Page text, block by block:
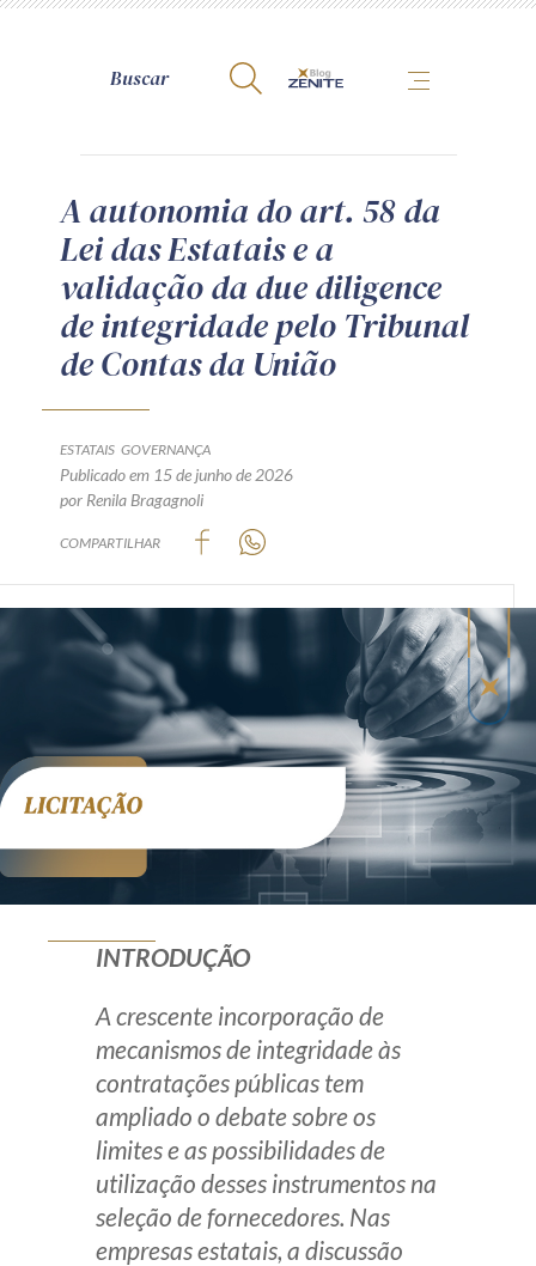
A Zênite
Como publicar conosco
Site da Zênite
Contato
Termos de uso
Encarregado (contato)
Zênite Fácil IA
Zênite Play
Orientação por Escrito
Mentoria Zênite
Capacitação
Zênite Online
Zênite in Company
Receba por RSS
Av. Sete de Setembro, 4698
Batel Curitiba/PR CEP 80240-000
A autonomia do art. 58 da
Lei das Estatais e a
validação da due diligence
de integridade pelo Tribunal
de Contas da União
ESTATAIS GOVERNANÇA
Publicado em 15 de junho de 2026
por Renila Bragagnoli
COMPARTILHAR
INTRODUÇÃO
A crescente incorporação de
mecanismos de integridade às
contratações públicas tem
ampliado o debate sobre os
limites e as possibilidades de
utilização desses instrumentos na
seleção de fornecedores. Nas
empresas estatais, a discussão